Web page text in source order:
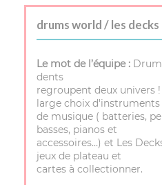
drums world / les decks
Le mot de l’équipe :
dents
regroupent deux univers
large choix d'instruments
de musique ( batteries,
basses, pianos et
accessoires…) et Les
jeux de plateau et
cartes à collectionner.